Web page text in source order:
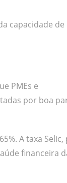
capacidade de
PMEs e
por boa
A taxa Selic,
financeira